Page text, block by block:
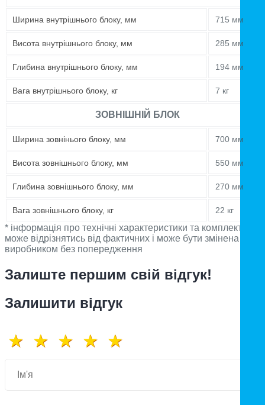
Ширина внутрішнього блоку, мм 715 мм
Висота внутрішнього блоку, мм 285 мм
Глибина внутрішнього блоку, мм 194 мм
Вага внутрішнього блоку, кг 7 кг
ЗОВНІШНІЙ БЛОК
Ширина зовнінього блоку, мм 700 мм
Висота зовнішнього блоку, мм 550 мм
Глибина зовнішнього блоку, мм 270 мм
Вага зовнішнього блоку, кг 22 кг
* інформація про технічні характеристики та комплектацію
може відрізнятись від фактичних і може бути змінена
виробником без попередження
Залиште першим свій відгук!
Залишити відгук